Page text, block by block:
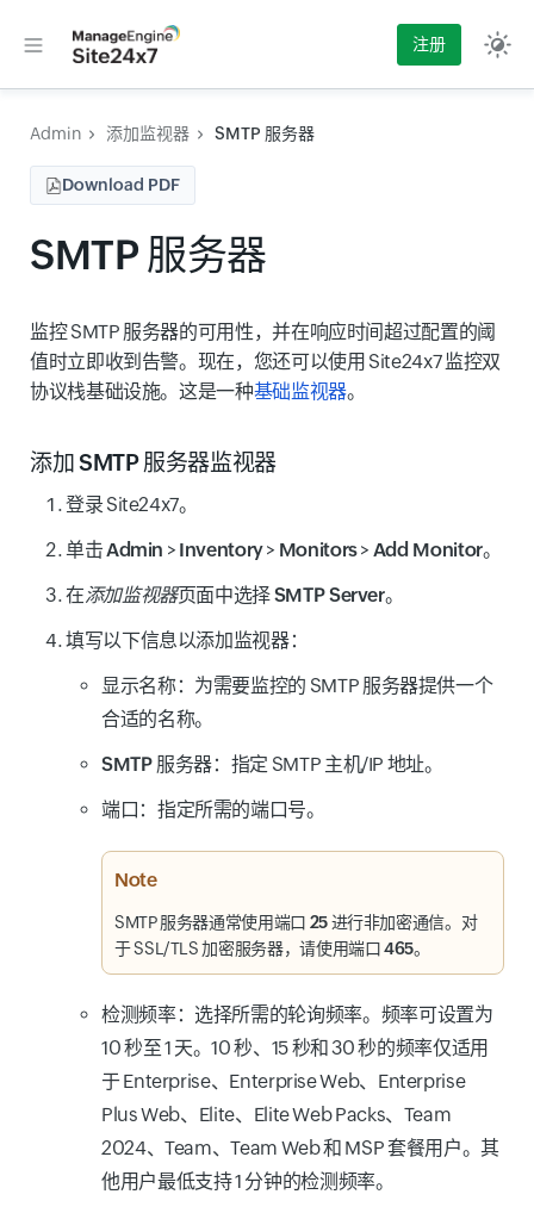
注册
Admin 添加监视器 SMTP 服务器
Download PDF
SMTP 服务器
监控 SMTP 服务器的可用性，并在响应时间超过配置的阈
值时立即收到告警。现在，您还可以使用 Site24x7 监控双
协议栈基础设施。这是一种基础监视器。
添加 SMTP 服务器监视器
登录 Site24x7。
单击Admin > Inventory> Monitors> Add Monitor。
在添加监视器页面中选择SMTP Server。
填写以下信息以添加监视器：
显示名称：为需要监控的 SMTP 服务器提供一个
合适的名称。
SMTP 服务器：指定 SMTP 主机/IP 地址。
端口 ：指定所需的端口号。
Note
SMTP 服务器通常使用端口 25进行非加密通信。对
于 SSL/TLS 加密服务器，请使用端口 465。
检测频率：选择所需的轮询频率。频率可设置为
10 秒至 1 天。10 秒、15 秒和 30 秒的频率仅适用
于 Enterprise、Enterprise Web、Enterprise
Plus Web、Elite、Elite Web Packs、Team
2024、Team、Team Web 和 MSP 套餐用户。其
他用户最低支持 1 分钟的检测频率。